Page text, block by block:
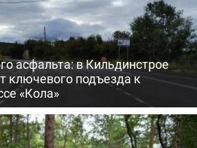
асфальта: в Кильдинстрое
ключевого подъезда к
«Кола»